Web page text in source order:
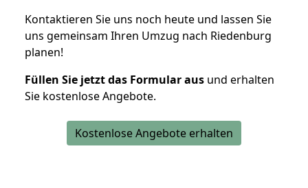
Kontaktieren Sie uns noch heute und lassen Sie
uns gemeinsam Ihren Umzug nach Riedenburg
planen!
Füllen Sie jetzt das Formular aus und erhalten
Sie kostenlose Angebote.
Kostenlose Angebote erhalten